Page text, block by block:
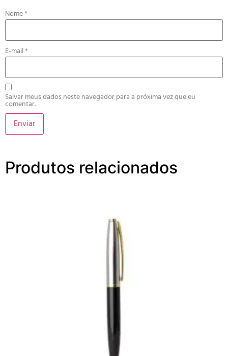
Nome*
E-mail*
Salvar meus dados neste navegador para a próxima vez que eu
comentar.
Produtos relacionados